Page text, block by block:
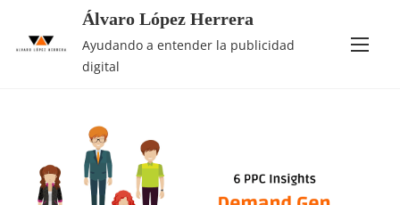
Álvaro López Herrera
Ayudando a entender la publicidad
digital